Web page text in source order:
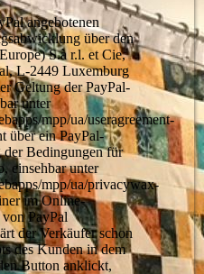
angebotenen
über den
S.à r.l. et Cie,
L-2449 Luxemburg
Geltung der PayPal-
unter
mpp/ua/useragreement-
über ein PayPal-
Bedingungen für
einsehbar unter
mpp/ua/privacywax-
im Online-
PayPal
der Verkäufer schon
des Kunden in dem
Button anklickt,